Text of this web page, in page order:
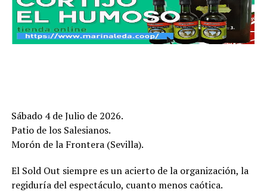
Sábado 4 de Julio de 2026.
Patio de los Salesianos.
Morón de la Frontera (Sevilla).
El Sold Out siempre es un acierto de la organización, la
regiduría del espectáculo, cuanto menos caótica.